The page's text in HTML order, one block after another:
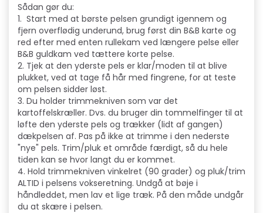
Sådan gør du:
1. Start med at børste pelsen grundigt igennem og
fjern overflødig underund, brug først din B&B karte og
red efter med enten rullekam ved længere pelse eller
B&B guldkam ved tættere korte pelse.
2. Tjek at den yderste pels er klar/moden til at blive
plukket, ved at tage få hår med fingrene, for at teste
om pelsen sidder løst.
3. Du holder trimmekniven som var det
kartoffelskræller. Dvs. du bruger din tommelfinger til at
løfte den yderste pels og trækker (lidt af gangen)
dækpelsen af. Pas på ikke at trimme i den nederste
"nye" pels. Trim/pluk et område færdigt, så du hele
tiden kan se hvor langt du er kommet.
4. Hold trimmekniven vinkelret (90 grader) og pluk/trim
ALTID i pelsens vokseretning. Undgå at bøje i
håndleddet, men lav et lige træk. På den måde undgår
du at skære i pelsen.